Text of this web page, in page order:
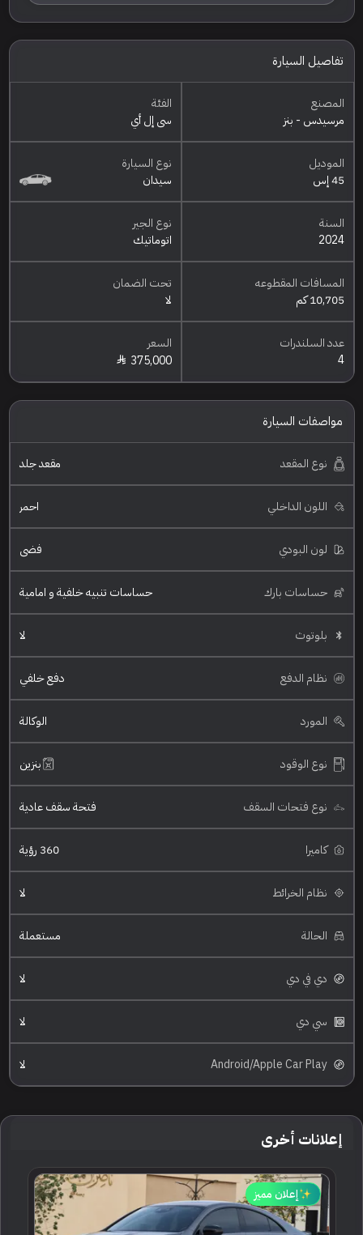
تفاصيل السيارة
المصنع
مرسيدس - بنز
الفئة
سي إل أي
الموديل
45 إس
نوع السيارة
سيدان
السنة
2024
نوع الجير
اتوماتيك
المسافات المقطوعه
10,705 كم
تحت الضمان
لا
عدد السلندرات
4
السعر
375,000
مواصفات السيارة
نوع المقعد مقعد جلد
اللون الداخلي احمر
لون البودي فضي
حساسات بارك حساسات تنبيه خلفية و امامية
بلوتوث لا
نظام الدفع دفع خلفي
المورد الوكالة
نوع الوقود بنزين
نوع فتحات السقف فتحة سقف عادية
كاميرا 360 رؤية
نظام الخرائط لا
الحالة مستعملة
دي في دي لا
سي دي لا
Android/Apple Car Play لا
إعلانات أخرى
إعلان مميز